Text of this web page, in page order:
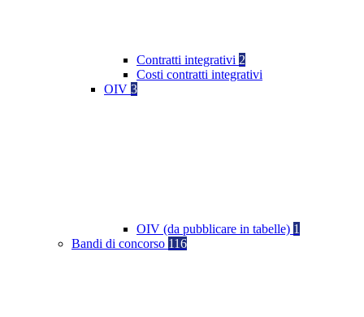
Contratti integrativi 2
Costi contratti integrativi
OIV 3
OIV (da pubblicare in tabelle) 1
Bandi di concorso 116